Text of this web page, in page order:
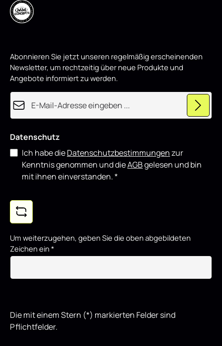
Abonnieren Sie jetzt unseren regelmäßig erscheinenden
Newsletter, um rechtzeitig über neue Produkte und
Angebote informiert zu werden.
E-Mail-Adresse*
Datenschutz
Ich habe dieDatenschutzbestimmungenzur
Kenntnis genommen und dieAGBgelesen und bin
mit ihnen einverstanden.*
Um weiterzugehen, geben Sie die oben abgebildeten
Zeichen ein *
Die mit einem Stern (*) markierten Felder sind
Pflichtfelder.